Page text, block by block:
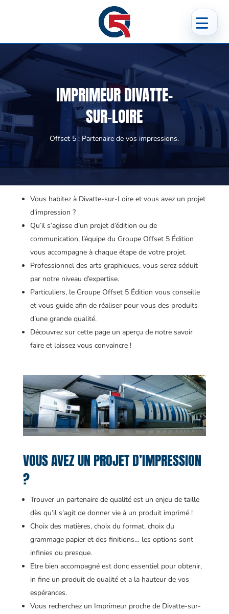
IMPRIMEUR DIVATTE-
SUR-LOIRE
Offset 5 : Partenaire de vos impressions.
Vous habitez à Divatte-sur-Loire et vous avez un projet
d’impression ?
Qu’il s’agisse d’un projet d’édition ou de
communication, l’équipe du Groupe Offset 5 Édition
vous accompagne à chaque étape de votre projet.
Professionnel des arts graphiques, vous serez séduit
par notre niveau d’expertise.
Particuliers, le Groupe Offset 5 Édition vous conseille
et vous guide afin de réaliser pour vous des produits
d’une grande qualité.
Découvrez sur cette page un aperçu de notre savoir
faire et laissez vous convaincre !
VOUS AVEZ UN PROJET D’IMPRESSION
?
Trouver un partenaire de qualité est un enjeu de taille
dès qu’il s’agit de donner vie à un produit imprimé !
Choix des matières, choix du format, choix du
grammage papier et des finitions… les options sont
infinies ou presque.
Etre bien accompagné est donc essentiel pour obtenir,
in fine un produit de qualité et a la hauteur de vos
espérances.
Vous recherchez un Imprimeur proche de Divatte-sur-